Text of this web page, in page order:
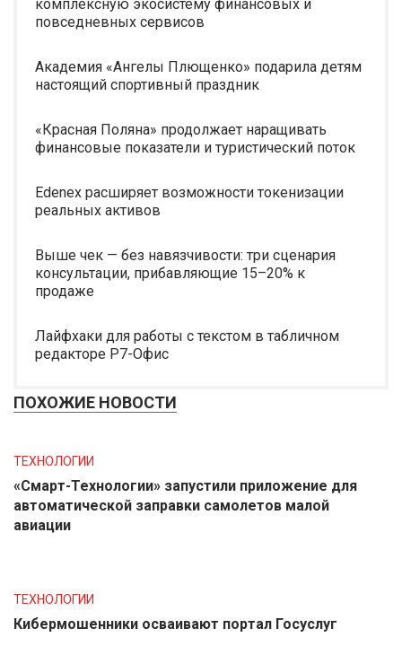
комплексную экосистему финансовых и
повседневных сервисов
Академия «Ангелы Плющенко» подарила детям
настоящий спортивный праздник
«Красная Поляна» продолжает наращивать
финансовые показатели и туристический поток
Edenex расширяет возможности токенизации
реальных активов
Выше чек — без навязчивости: три сценария
консультации, прибавляющие 15–20% к
продаже
Лайфхаки для работы с текстом в табличном
редакторе Р7-Офис
ПОХОЖИЕ НОВОСТИ
ТЕХНОЛОГИИ
«Смарт-Технологии» запустили приложение для
автоматической заправки самолетов малой
авиации
ТЕХНОЛОГИИ
Кибермошенники осваивают портал Госуслуг